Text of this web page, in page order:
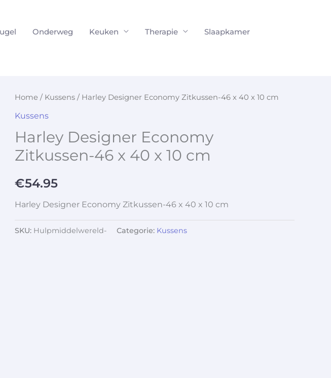
Onderweg Keuken Therapie
Slaapkamer
Home / Kussens / Harley Designer Economy Zitkussen-46 x 40 x 10 cm
Kussens
Harley Designer Economy
Zitkussen-46 x 40 x 10 cm
€54.95
Harley Designer Economy Zitkussen-46 x 40 x 10 cm
SKU: Hulpmiddelwereld- Categorie: Kussens